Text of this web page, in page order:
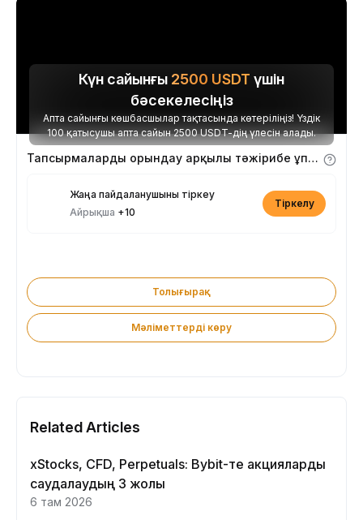
Күн сайынғы 2500 USDT үшін
бәсекелесіңіз
Апта сайынғы көшбасшылар тақтасында көтеріліңіз! Үздік
100 қатысушы апта сайын 2500 USDT-дің үлесін алады.
Тапсырмаларды орындау арқылы тәжірибе ұпайларын алыңыз
Жаңа пайдаланушыны тіркеу
Айрықша +10
Тіркелу
Толығырақ
Мәліметтерді көру
Related Articles
xStocks, CFD, Perpetuals: Bybit-те акцияларды
саудалаудың 3 жолы
6 там 2026